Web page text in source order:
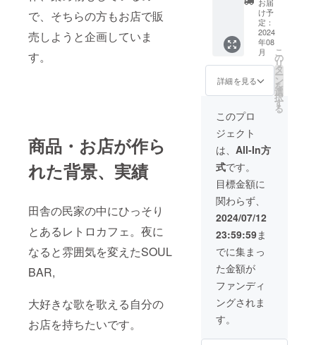
で、そちらの方もお店で販
売しようと企画していま
す。
商品・お店が作ら
れた背景、実績
田舎の民家の中にひっそり
とあるレトロカフェ。夜に
なると雰囲気を変えたSOUL
BAR,
大好きな歌を歌える自分の
お店を持ちたいです。
シン
ガー
SHINO
アコー
ティッ
クライ
ブ レ
トロ喫
茶店メ
ニュー
の試食
など。
・日
時：
2024.9
月中旬
予定
11:00-
20:00
・場
所：三
重県亀
山市下
庄駅近
郊 ・支
援者様
在費：
お届
け予
定：
2024
年08
月
詳細を見る
こ
の
リ
タ
ー
ン
を
選
択
す
る
このプロ
ジェクト
は、 All-In方
式です。
目標金額に
関わらず、
2024/07/12
23:59:59ま
でに集まっ
た金額が
ファンディ
ングされま
す。